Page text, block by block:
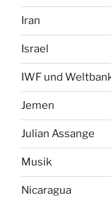
Iran
Israel
IWF und
Jemen
Julian Assange
Musik
Nicaragua